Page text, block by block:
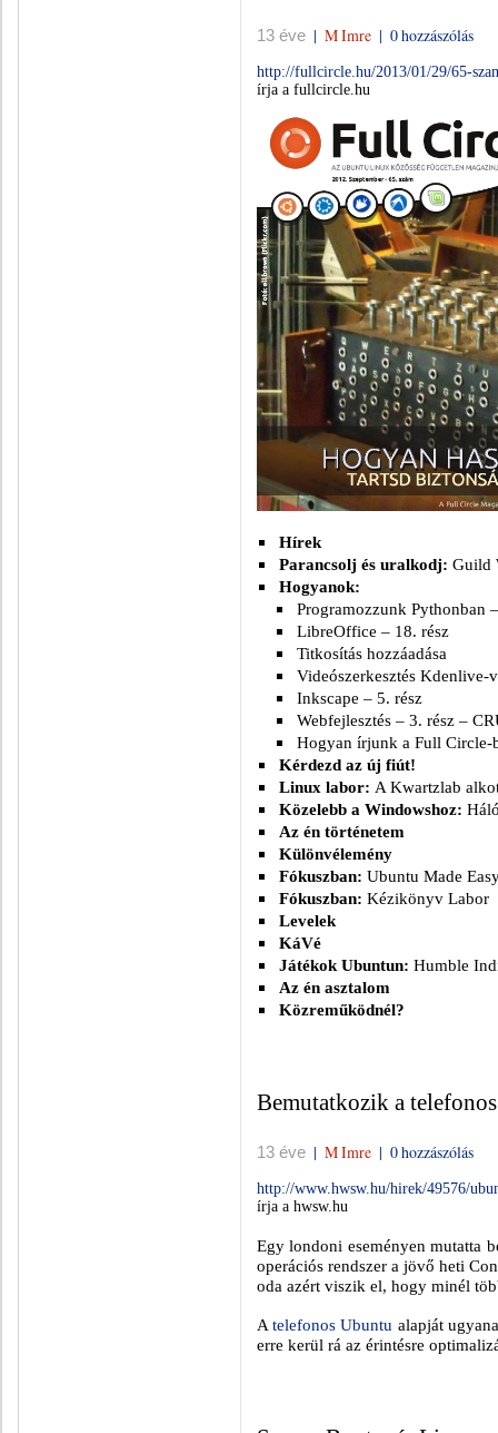
13 éve | M Imre | 0 hozzászólás
http://fullcircle.hu/2013/01/29/65-
írja a fullcircle.hu
Hírek
Parancsolj és uralkodj: Guild
Hogyanok:
Programozzunk Pythonban
LibreOffice – 18. rész
Titkosítás hozzáadása
Videószerkesztés Kdenlive-
Inkscape – 5. rész
Webfejlesztés – 3. rész –
Hogyan írjunk a Full Circle-
Kérdezd az új fiút!
Linux labor: A Kwartzlab
Közelebb a Windowshoz:
Az én történetem
Különvélemény
Fókuszban: Ubuntu Made
Fókuszban: Kézikönyv Labor
Levelek
KáVé
Játékok Ubuntun: Humble
Az én asztalom
Közreműködnél?
Bemutatkozik a
13 éve | M Imre | 0 hozzászólás
http://www.hwsw.hu/hirek/49576/
írja a hwsw.hu
Egy londoni eseményen mutatta
operációs rendszer a jövő heti
oda azért viszik el, hogy minél
Atelefonos Ubuntu alapját
erre kerül rá az érintésre